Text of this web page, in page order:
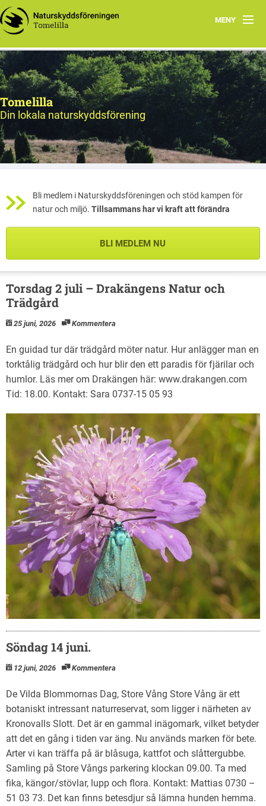
MENY
Hem
Program
Natursnokarna
Styrelsen
Utflyktsmål
Tomelilla
Din lokala naturskyddsförening
Bli medlem i Naturskyddsföreningen och stöd kampen för
natur och miljö. Tillsammans har vi kraft att förändra
BLI MEDLEM NU
Torsdag 2 juli – Drakängens Natur och
Trädgård
25 juni, 2026 Kommentera
En guidad tur där trädgård möter natur. Hur anlägger man en
torktålig trädgård och hur blir den ett paradis för fjärilar och
humlor. Läs mer om Drakängen här: www.drakangen.com
Tid: 18.00. Kontakt: Sara 0737-15 05 93
Söndag 14 juni.
12 juni, 2026 Kommentera
De Vilda Blommornas Dag, Store Vång Store Vång är ett
botaniskt intressant naturreservat, som ligger i närheten av
Kronovalls Slott. Det är en gammal inägomark, vilket betyder
att det en gång i tiden var äng. Nu används marken för bete.
Arter vi kan träffa på är blåsuga, kattfot och slåttergubbe.
Samling på Store Vångs parkering klockan 09.00. Ta med
fika, kängor/stövlar, lupp och flora. Kontakt: Mattias 0730 –
51 03 73. Det kan finns betesdjur så lämna hunden hemma.